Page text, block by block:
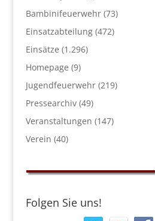
Bambinifeuerwehr(73)
Einsatzabteilung(472)
Einsätze (1.296)
Homepage (9)
Jugendfeuerwehr(219)
Pressearchiv(49)
Veranstaltungen (147)
Verein (40)
Folgen Sie uns!